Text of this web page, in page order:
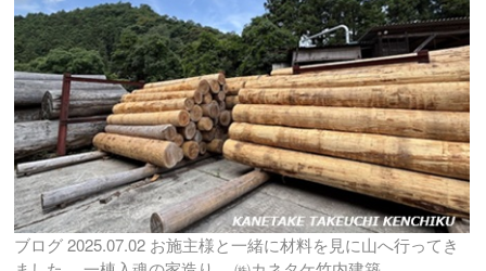
ブログ2025.07.02 お施主様と一緒に材料を見に山へ行ってき